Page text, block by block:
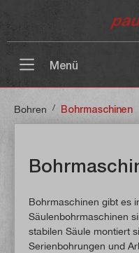
Menü
Bohren / Bohrmaschinen
Bohrmaschinen gibt es
Säulenbohrmaschinen
stabilen Säule montiert
Serienbohrungen und